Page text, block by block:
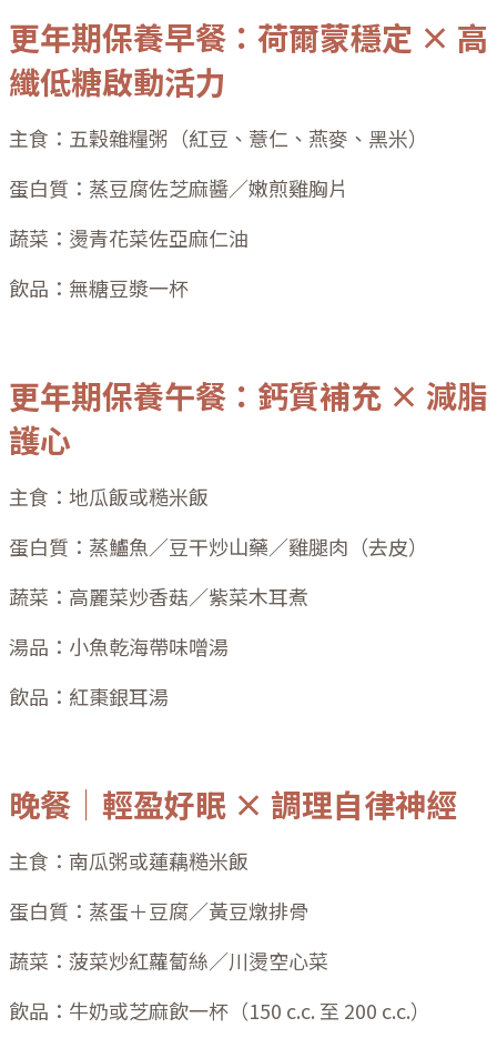
更年期保養早餐：荷爾蒙穩定 × 高
纖低糖啟動活力
主食：五穀雜糧粥（紅豆、薏仁、燕麥、黑米）
蛋白質：蒸豆腐佐芝麻醬／嫩煎雞胸片
蔬菜：燙青花菜佐亞麻仁油
飲品：無糖豆漿一杯
更年期保養午餐：鈣質補充 × 減脂
護心
主食：地瓜飯或糙米飯
蛋白質：蒸鱸魚／豆干炒山藥／雞腿肉（去皮）
蔬菜：高麗菜炒香菇／紫菜木耳煮
湯品：小魚乾海帶味噌湯
飲品：紅棗銀耳湯
晚餐｜輕盈好眠 × 調理自律神經
主食：南瓜粥或蓮藕糙米飯
蛋白質：蒸蛋＋豆腐／黃豆燉排骨
蔬菜：菠菜炒紅蘿蔔絲／川燙空心菜
飲品：牛奶或芝麻飲一杯（150 c.c. 至 200 c.c.）